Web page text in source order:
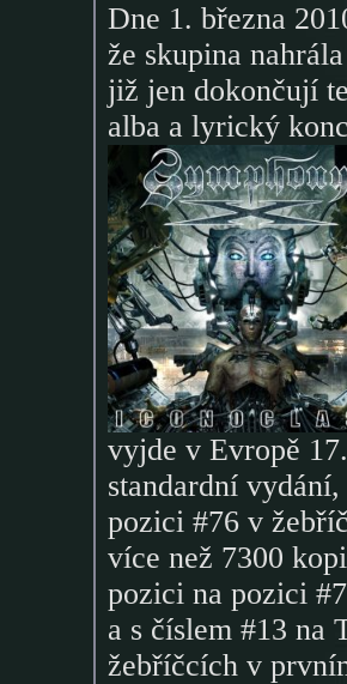
Dne 1. března
že skupina
již jen dokončují
alba a lyrický
vyjde v Evropě
standardní
pozici #76 v
více než 7300
pozici na pozici
a s číslem #13 na
žebříčcích v